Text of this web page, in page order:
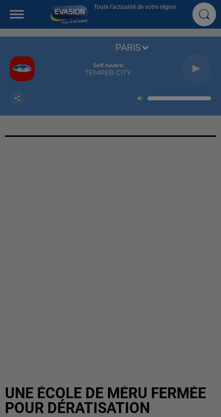
Toute l'actualité de votre région
Self Aware
TEMPER CITY
PARIS
UNE ÉCOLE DE MÉRU FERMÉE
POUR DÉRATISATION